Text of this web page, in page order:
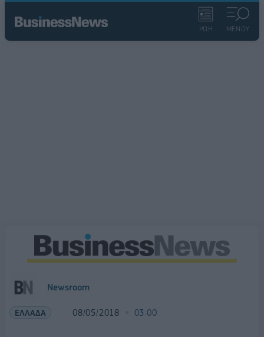
ΡΟΗ ΜΕΝΟΥ
Newsroom
ΕΛΛΑΔΑ 08/05/2018 03:00